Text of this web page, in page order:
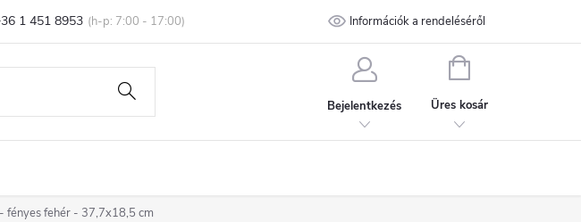
1 451 8953és reklamáció Általános Szerződési Feltételek Adatvédelmi feltételek
Információk a rendeléséről
Bejelentkezés
KOSÁR
Üres kosár
fényes fehér - 37,7x18,5 cm